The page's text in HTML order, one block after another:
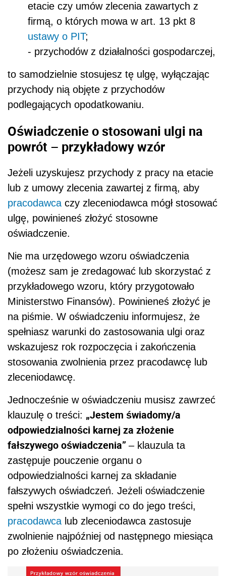
etacie czy umów zlecenia zawartych z
firmą, o których mowa w art. 13 pkt 8
ustawy o PIT;
- przychodów z działalności gospodarczej,
to samodzielnie stosujesz tę ulgę, wyłączając
przychody nią objęte z przychodów
podlegających opodatkowaniu.
Oświadczenie o stosowani ulgi na
powrót – przykładowy wzór
Jeżeli uzyskujesz przychody z pracy na etacie
lub z umowy zlecenia zawartej z firmą, aby
pracodawcaczy zleceniodawca mógł stosować
ulgę, powinieneś złożyć stosowne
oświadczenie.
Nie ma urzędowego wzoru oświadczenia
(możesz sam je zredagować lub skorzystać z
przykładowego wzoru, który przygotowało
Ministerstwo Finansów). Powinieneś złożyć je
na piśmie. W oświadczeniu informujesz, że
spełniasz warunki do zastosowania ulgi oraz
wskazujesz rok rozpoczęcia i zakończenia
stosowania zwolnienia przez pracodawcę lub
zleceniodawcę.
Jednocześnie w oświadczeniu musisz zawrzeć
klauzulę o treści: „Jestem świadomy/a
odpowiedzialności karnej za złożenie
fałszywego oświadczenia” – klauzula ta
zastępuje pouczenie organu o
odpowiedzialności karnej za składanie
fałszywych oświadczeń. Jeżeli oświadczenie
spełni wszystkie wymogi co do jego treści,
pracodawcalub zleceniodawca zastosuje
zwolnienie najpóźniej od następnego miesiąca
po złożeniu oświadczenia.